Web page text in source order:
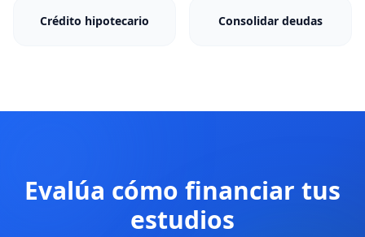
Crédito hipotecario Consolidar deudas
Evalúa cómo financiar tus
estudios